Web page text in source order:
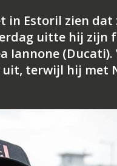
in Estoril zien
uitte hij zijn
Iannone
terwijl hij met